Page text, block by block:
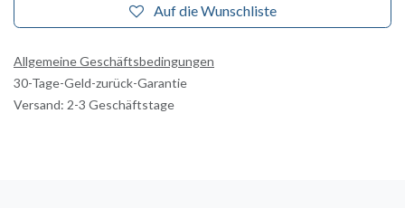
Auf die Wunschliste
Allgemeine Geschäftsbedingungen
30-Tage-Geld-zurück-Garantie
Versand: 2-3 Geschäftstage